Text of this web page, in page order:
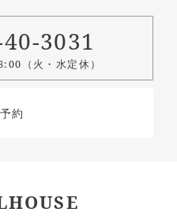
3031
（火・水定休）
約